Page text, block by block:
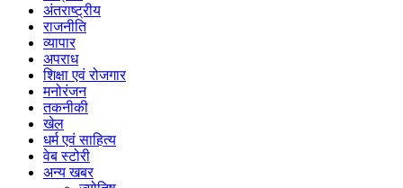
अंतराष्ट्रीय
राजनीति
व्यापार
अपराध
शिक्षा एवं रोजगार
मनोरंजन
तकनीकी
खेल
धर्म एवं साहित्य
वेब स्टोरी
अन्य खबर